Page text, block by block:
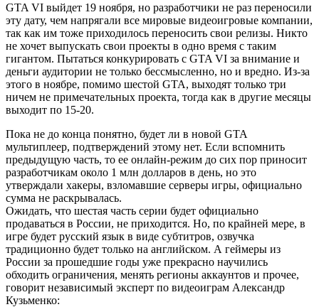
GTA VI выйдет 19 ноября, но разработчики не раз переносили
эту дату, чем напрягали все мировые видеоигровые компании,
так как им тоже приходилось переносить свои релизы. Никто
не хочет выпускать свои проекты в одно время с таким
гигантом. Пытаться конкурировать с GTA VI за внимание и
деньги аудитории не только бессмысленно, но и вредно. Из-за
этого в ноябре, помимо шестой GTA, выходят только три
ничем не примечательных проекта, тогда как в другие месяцы
выходит по 15-20.
Пока не до конца понятно, будет ли в новой GTA
мультиплеер, подтверждений этому нет. Если вспомнить
предыдущую часть, то ее онлайн-режим до сих пор приносит
разработчикам около 1 млн долларов в день, но это
утверждали хакеры, взломавшие серверы игры, официально
сумма не раскрывалась.
Ожидать, что шестая часть серии будет официально
продаваться в России, не приходится. Но, по крайней мере, в
игре будет русский язык в виде субтитров, озвучка
традиционно будет только на английском. А геймеры из
России за прошедшие годы уже прекрасно научились
обходить ограничения, менять регионы аккаунтов и прочее,
говорит независимый эксперт по видеоиграм Александр
Кузьменко: